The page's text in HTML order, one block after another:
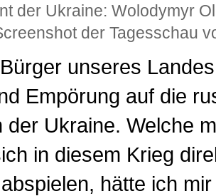
der Ukraine: Wolodymyr
der Tagesschau
unseres
Empörung auf die
der Ukraine. Welche
in diesem Krieg
hätte ich